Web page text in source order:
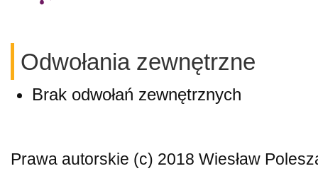
Odwołania zewnętrzne
Brak odwołań zewnętrznych
Prawa autorskie (c) 2018 Wiesław